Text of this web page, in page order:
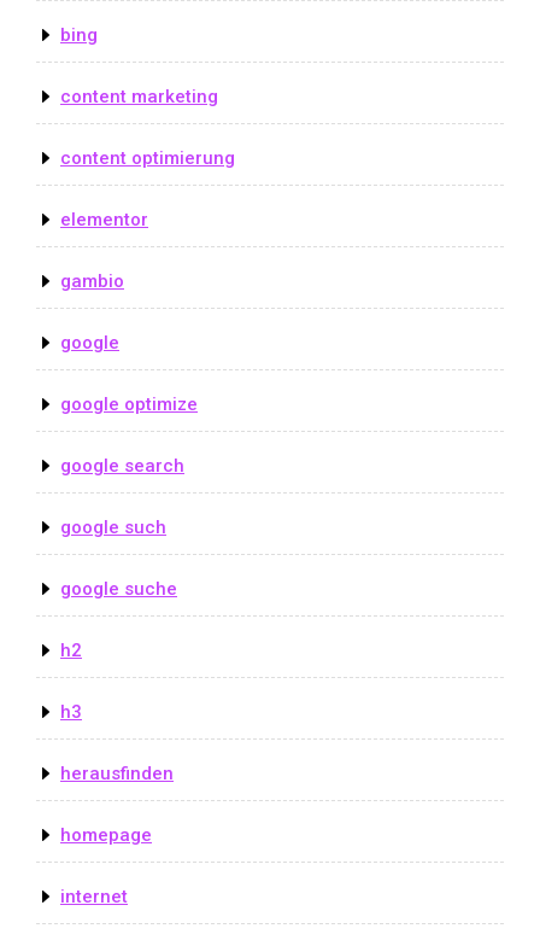
bing
content marketing
content optimierung
elementor
gambio
google
google optimize
google search
google such
google suche
h2
h3
herausfinden
homepage
internet